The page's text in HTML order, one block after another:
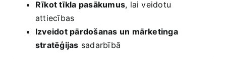
Rīkot tīkla pasākumus,​ lai veidotu
attiecības
Izveidot pārdošanas un mārketinga
stratēģijas sadarbībā